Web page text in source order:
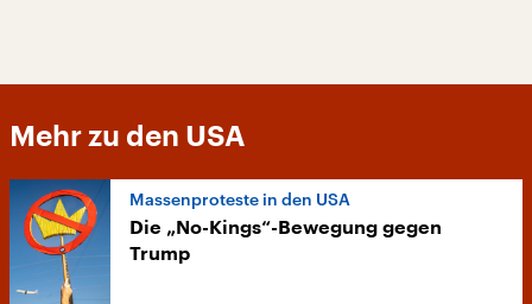
Mehr zu den USA
Massenproteste in den USA
Die „No-Kings“-Bewegung gegen
Trump